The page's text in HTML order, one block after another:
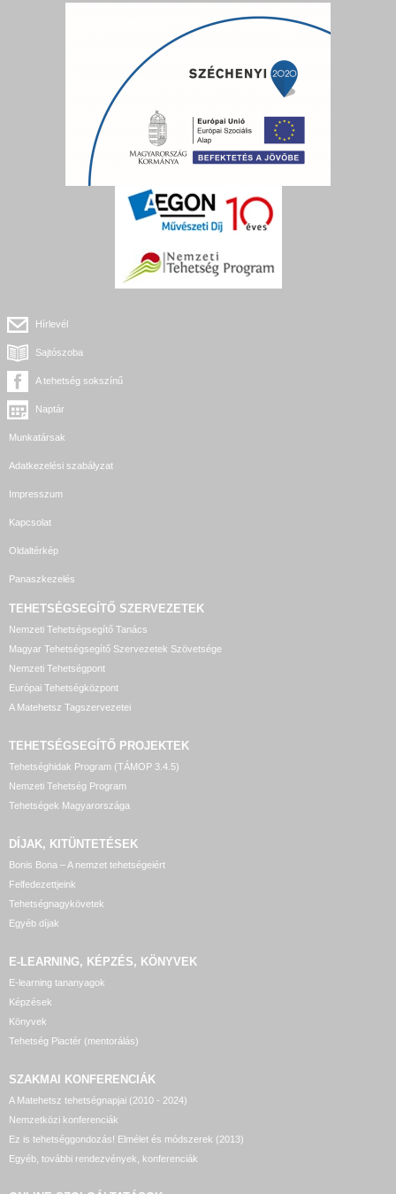
Hírlevél
Sajtószoba
A tehetség sokszínű
Naptár
Munkatársak
Adatkezelési szabályzat
Impresszum
Kapcsolat
Oldaltérkép
Panaszkezelés
TEHETSÉGSEGÍTŐ SZERVEZETEK
Nemzeti Tehetségsegítő Tanács
Magyar Tehetségsegítő Szervezetek Szövetsége
Nemzeti Tehetségpont
Európai Tehetségközpont
A Matehetsz Tagszervezetei
TEHETSÉGSEGÍTŐ PROJEKTEK
Tehetséghidak Program (TÁMOP 3.4.5)
Nemzeti Tehetség Program
Tehetségek Magyarországa
DÍJAK, KITÜNTETÉSEK
Bonis Bona – A nemzet tehetségeiért
Felfedezettjeink
Tehetségnagykövetek
Egyéb díjak
E-LEARNING, KÉPZÉS, KÖNYVEK
E-learning tananyagok
Képzések
Könyvek
Tehetség Piactér (mentorálás)
SZAKMAI KONFERENCIÁK
A Matehetsz tehetségnapjai (2010 - 2024)
Nemzetközi konferenciák
Ez is tehetséggondozás! Elmélet és módszerek (2013)
Egyéb, további rendezvények, konferenciák